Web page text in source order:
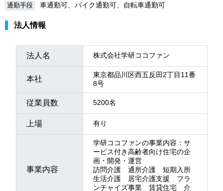
通勤手段 車通勤可、バイク通勤可、自転車通勤可
法人情報
法人名 株式会社学研ココファン
本社
東京都品川区西五反田2丁目11番
8号
従業員数 5200名
上場 有り
事業内容
学研ココファンの事業内容：サ
ービス付き高齢者向け住宅の企
画・開発・運営
訪問介護 通所介護 短期入所
生活介護 居宅介護支援 フラ
ンチャイズ事業 賃貸住宅 介